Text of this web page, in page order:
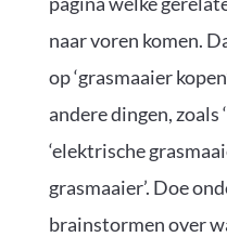
naar voren komen.
op ‘grasmaaier
andere dingen, zoals
‘elektrische
grasmaaier’. Doe
brainstormen over